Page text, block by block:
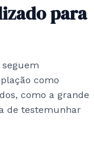
para
como
como a grande
de testemunhar